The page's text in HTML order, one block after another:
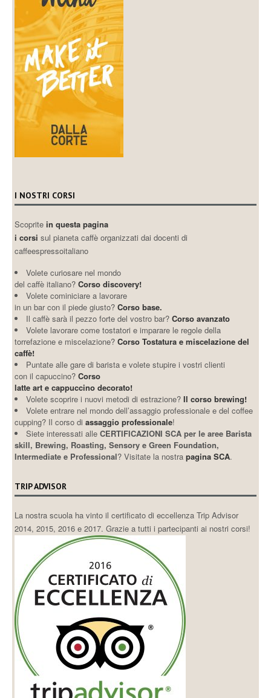
I NOSTRI CORSI
Scopritein questa pagina
i corsi sul pianeta caffè organizzati dai docenti di
caffeespressoitaliano
Volete curiosare nel mondo
del caffè italiano? Corso discovery!
Volete cominiciare a lavorare
in un bar con il piede giusto? Corso base.
Il caffè sarà il pezzo forte del vostro bar?Corso avanzato
Volete lavorare come tostatori e imparare le regole della
torrefazione e miscelazione?Corso Tostatura e miscelazione del
caffè!
Puntate alle gare di barista e volete stupire i vostri clienti
con il capuccino?Corso
latte art e cappuccino decorato!
Volete scoprire i nuovi metodi di estrazione?Il corso brewing!
Volete entrare nel mondo dell’assaggio professionale e del coffee
cupping? Il corso diassaggio professionale!
Siete interessati alleCERTIFICAZIONI SCA per le aree Barista
skill, Brewing, Roasting, Sensory e Green Foundation,
Intermediate e Professional? Visitate la nostrapagina SCA.
TRIP ADVISOR
La nostra scuola ha vinto il certificato di eccellenza Trip Advisor
2014, 2015, 2016 e 2017. Grazie a tutti i partecipanti ai nostri corsi!